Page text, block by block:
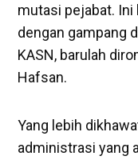
mutasi pejabat. Ini
dengan gampang
KASN, barulah
Hafsan.
Yang lebih
administrasi yang